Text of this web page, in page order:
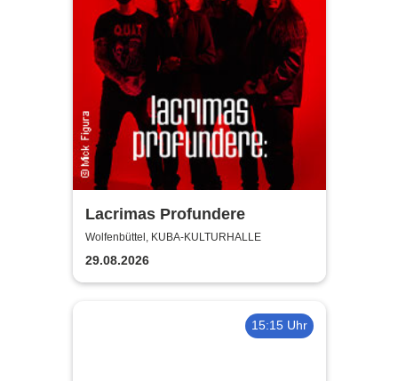
Lacrimas Profundere
Wolfenbüttel, KUBA-KULTURHALLE
29.08.2026
15:15 Uhr